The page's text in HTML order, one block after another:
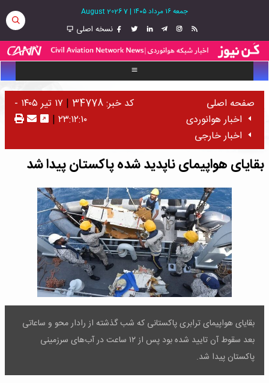
جمعه ۱۶ مرداد ۱۴۰۵ |
7 August 2026
نسخه اصلی
صفحه اصلی
اخبار هوانوردی
اخبار خارجی
کد خبر: 34778 |
۱۷ تیر ۱۴۰۵ -
۲۳:۱۲:۱۰ |
بقایای هواپیمای ناپدید شده پاکستان پیدا شد
بقایای هواپیمای ترابری پاکستانی که شب گذشته از رادار محو و ساعاتی
بعد سقوط آن تایید شده بود پس از ۱۲ ساعت در آب‌های سرزمینی
پاکستان پیدا شد.